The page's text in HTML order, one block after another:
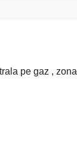
pe gaz , zona